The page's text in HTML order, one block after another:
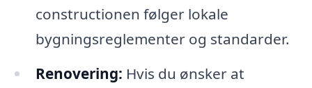
constructionen følger lokale
bygningsreglementer og standarder.
Renovering: Hvis du ønsker at